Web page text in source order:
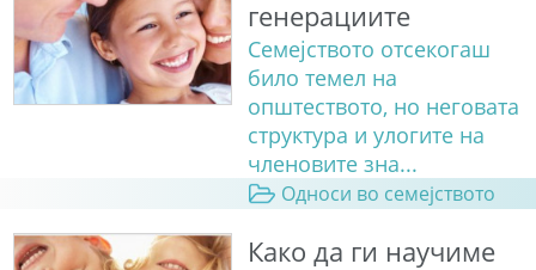
генерациите
Семејството отсекогаш
било темел на
општеството, но неговата
структура и улогите на
членовите зна...
Односи во семејството
Како да ги научиме